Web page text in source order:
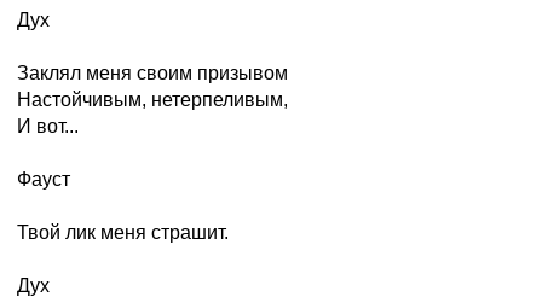
Дух
Заклял меня своим призывом
Настойчивым, нетерпеливым,
И вот...
Фауст
Твой лик меня страшит.
Дух